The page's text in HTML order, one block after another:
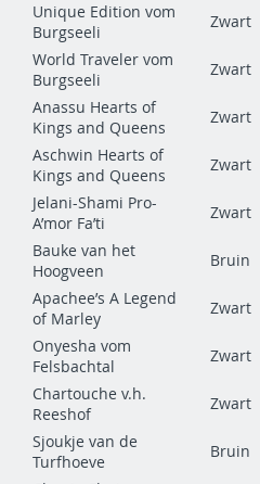
Unique Edition vom
Burgseeli
Zwart
World Traveler vom
Burgseeli
Zwart
Anassu Hearts of
Kings and Queens
Zwart
Aschwin Hearts of
Kings and Queens
Zwart
Jelani-Shami Pro-
A’mor Fa’ti
Zwart
Bauke van het
Hoogveen
Bruin
Apachee’s A Legend
of Marley
Zwart
Onyesha vom
Felsbachtal
Zwart
Chartouche v.h.
Reeshof
Zwart
Sjoukje van de
Turfhoeve
Bruin